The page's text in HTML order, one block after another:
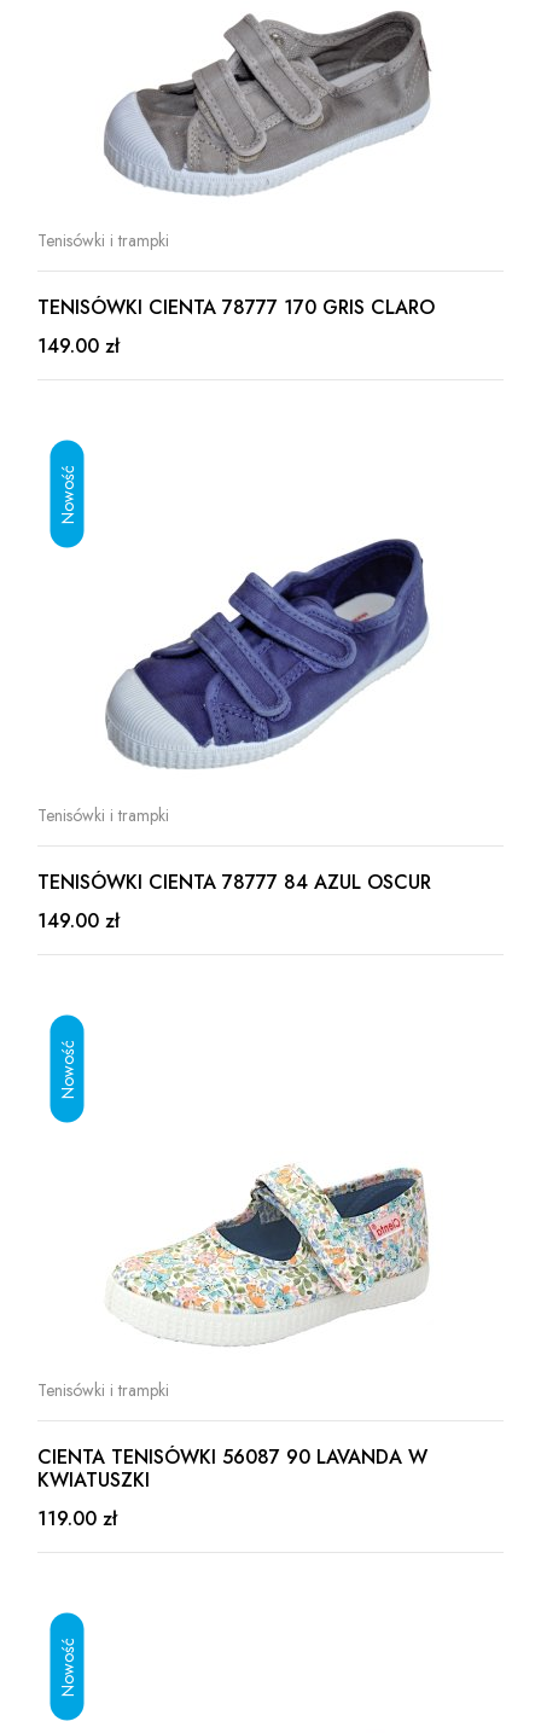
Tenisówki i trampki
TENISÓWKI CIENTA 78777 170 GRIS CLARO
149.00 zł
Tenisówki i trampki
TENISÓWKI CIENTA 78777 84 AZUL OSCUR
149.00 zł
Tenisówki i trampki
CIENTA TENISÓWKI 56087 90 LAVANDA W
KWIATUSZKI
119.00 zł